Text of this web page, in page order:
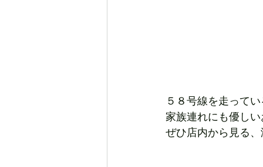
５８号線を走って
家族連れにも優し
ぜひ店内から見る